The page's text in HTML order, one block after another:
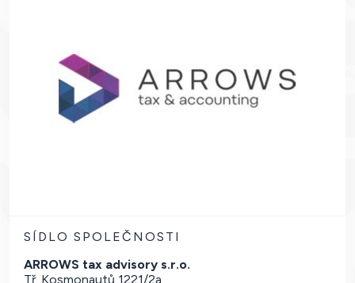
SÍDLO SPOLEČNOSTI
ARROWS tax advisory s.r.o.
Tř. Kosmonautů 1221/2a